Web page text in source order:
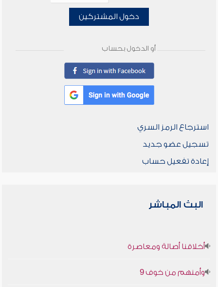
دخول المشتركين
أو الدخول بحساب
استرجاع الرمز السري
تسجيل عضو جديد
إعادة تفعيل حساب
البث المباشر
أخلاقنا أصالة ومعاصرة
وأمنهم من خوف 9